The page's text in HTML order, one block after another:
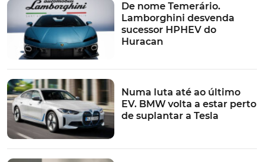
De nome Temerário.
Lamborghini desvenda
sucessor HPHEV do
Huracan
Numa luta até ao último
EV. BMW volta a estar perto
de suplantar a Tesla